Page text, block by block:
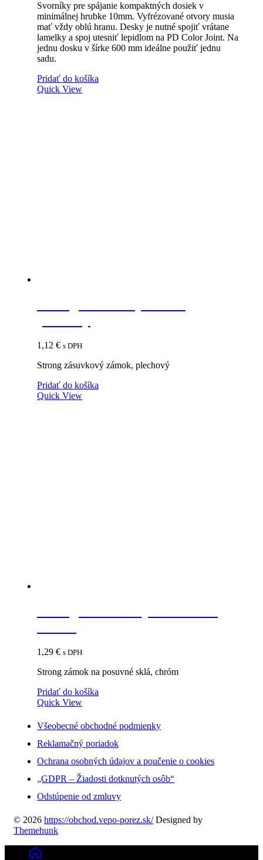
Svorníky pre spájanie kompaktných dosiek v
minimálnej hrubke 10mm. Vyfrézované otvory musia
mať vždy oblú hranu. Desky je nutné spojiť vrátane
lamelky a spoj utesniť lepidlom na PD Color Joint. Na
jednu dosku v šírke 600 mm ideálne použiť jednu
sadu.
Pridať do košíka
Quick View
1,12 € s DPH
Strong zásuvkový zámok, plechový
Pridať do košíka
Quick View
1,29 € s DPH
Strong zámok na posuvné sklá, chróm
Pridať do košíka
Quick View
Všeobecné obchodné podmienky
Reklamačný poriadok
Ochrana osobných údajov a poučenie o cookies
„GDPR – Žiadosti dotknutých osôb“
Odstúpenie od zmluvy
© 2026 https://obchod.vepo-porez.sk/ Designed by
Themehunk